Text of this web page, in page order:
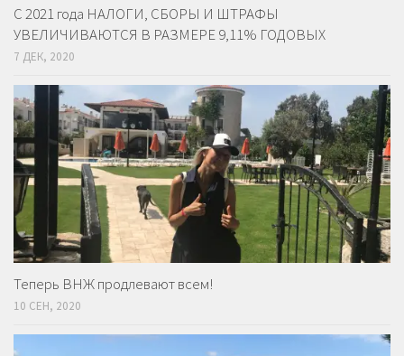
С 2021 года НАЛОГИ, СБОРЫ И ШТРАФЫ
УВЕЛИЧИВАЮТСЯ В РАЗМЕРЕ 9,11% ГОДОВЫХ
7 ДЕК, 2020
Теперь ВНЖ продлевают всем!
10 СЕН, 2020